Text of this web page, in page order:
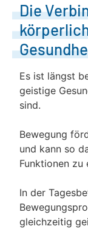
Die
Es ist längst
geistige
sind.
Bewegung
und kann so
Funktionen zu
In der
gleichzeitig